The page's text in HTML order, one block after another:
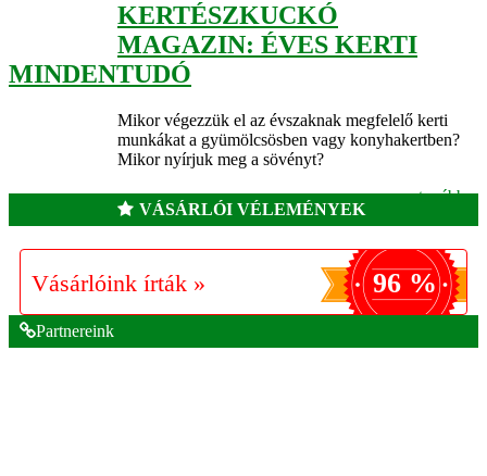
KERTÉSZKUCKÓ
MAGAZIN: ÉVES KERTI
MINDENTUDÓ
Mikor végezzük el az évszaknak megfelelő kerti
munkákat a gyümölcsösben vagy konyhakertben?
Mikor nyírjuk meg a sövényt?
tovább »
VÁSÁRLÓI VÉLEMÉNYEK
Vásárlóink írták » 96 %
Partnereink